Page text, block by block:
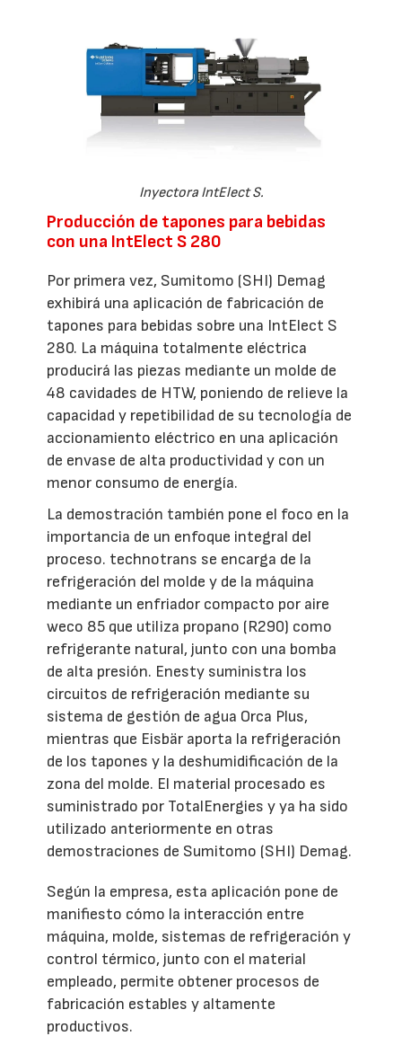
Inyectora IntElect S.
Producción de tapones para bebidas
con una IntElect S 280
Por primera vez, Sumitomo (SHI) Demag
exhibirá una aplicación de fabricación de
tapones para bebidas sobre una IntElect S
280. La máquina totalmente eléctrica
producirá las piezas mediante un molde de
48 cavidades de HTW, poniendo de relieve la
capacidad y repetibilidad de su tecnología de
accionamiento eléctrico en una aplicación
de envase de alta productividad y con un
menor consumo de energía.
La demostración también pone el foco en la
importancia de un enfoque integral del
proceso. technotrans se encarga de la
refrigeración del molde y de la máquina
mediante un enfriador compacto por aire
weco 85 que utiliza propano (R290) como
refrigerante natural, junto con una bomba
de alta presión. Enesty suministra los
circuitos de refrigeración mediante su
sistema de gestión de agua Orca Plus,
mientras que Eisbär aporta la refrigeración
de los tapones y la deshumidificación de la
zona del molde. El material procesado es
suministrado por TotalEnergies y ya ha sido
utilizado anteriormente en otras
demostraciones de Sumitomo (SHI) Demag.
Según la empresa, esta aplicación pone de
manifiesto cómo la interacción entre
máquina, molde, sistemas de refrigeración y
control térmico, junto con el material
empleado, permite obtener procesos de
fabricación estables y altamente
productivos.